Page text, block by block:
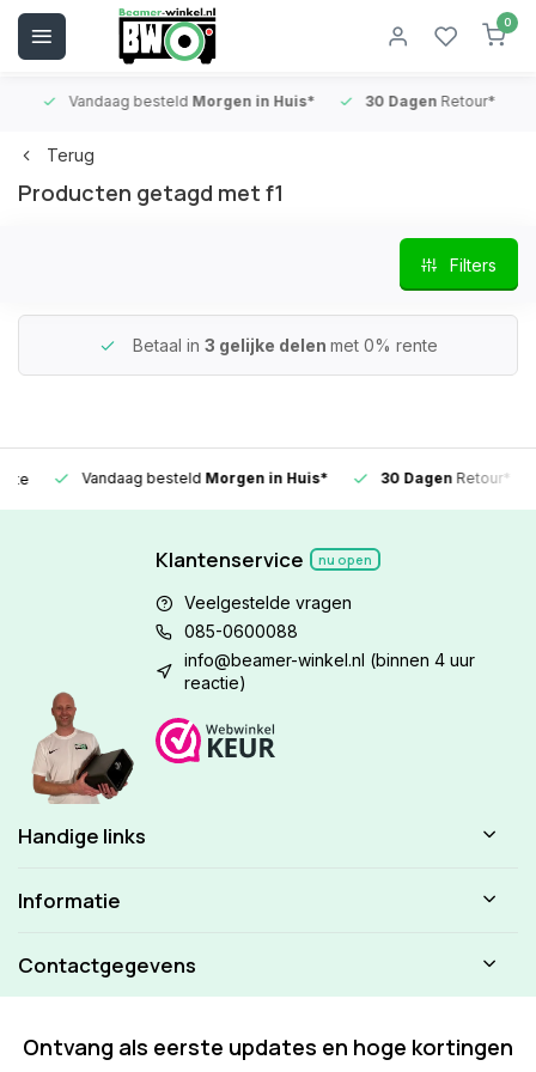
0
Vandaag besteldMorgen in Huis* 30 DagenRetour*
Terug
Producten getagd met f1
Filters
Betaal in 3 gelijke delen met 0% rente
Vandaag besteldMorgen in Huis* 30 DagenRetour*
Klantenservice nu open
Veelgestelde vragen
085-0600088
info@beamer-winkel.nl (binnen 4 uur
reactie)
Handige links
Informatie
Contactgegevens
Ontvang als eerste updates en hoge kortingen